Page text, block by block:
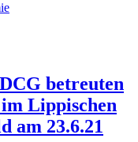
betreuten
Lippischen
am 23.6.21